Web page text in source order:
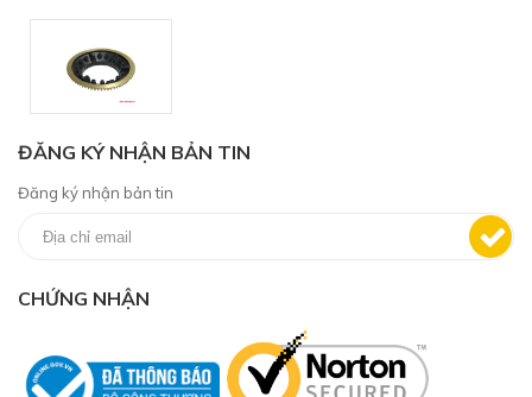
ĐĂNG KÝ NHẬN BẢN TIN
Đăng ký nhận bản tin
CHỨNG NHẬN